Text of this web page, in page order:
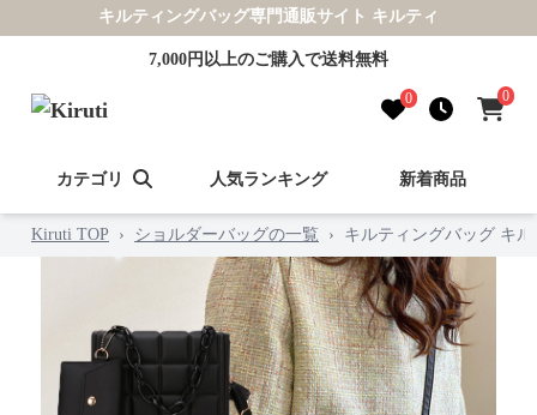
キルティングバッグ専門通販サイト キルティ
7,000円以上のご購入で送料無料
0 0
カテゴリ 人気ランキング 新着商品
Kiruti TOP › ショルダーバッグの一覧 › キルティングバッグ キ